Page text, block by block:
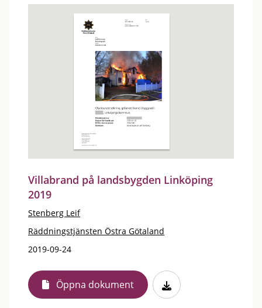
Villabrand på landsbygden Linköping
2019
Stenberg Leif
Räddningstjänsten Östra Götaland
2019-09-24
Öppna dokument